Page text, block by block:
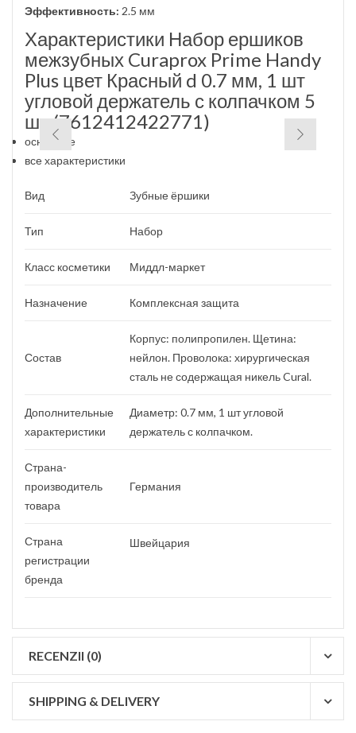
Эффективность: 2.5 мм
Характеристики Набор ершиков
межзубных Curaprox Prime Handy
Plus цвет Красный d 0.7 мм, 1 шт
угловой держатель с колпачком 5
шт (7612412422771)
основные
все характеристики
Вид Зубные ёршики
Тип Набор
Класс косметики Миддл-маркет
Назначение Комплексная защита
Состав
Корпус: полипропилен. Щетина:
нейлон. Проволока: хирургическая
сталь не содержащая никель Cural.
Дополнительные
характеристики
Диаметр: 0.7 мм, 1 шт угловой
держатель с колпачком.
Страна-
производитель
товара
Германия
Страна
регистрации
бренда
Швейцария
RECENZII (0)
SHIPPING & DELIVERY